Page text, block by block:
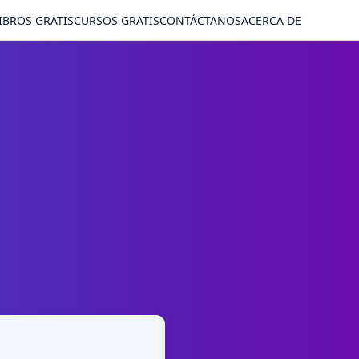
GRATISCURSOS GRATISCONTÁCTANOSACERCA DE